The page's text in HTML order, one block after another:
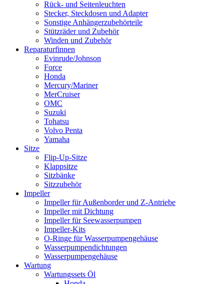
Rück- und Seitenleuchten
Stecker, Steckdosen und Adapter
Sonstige Anhängerzubehörteile
Stützräder und Zubehör
Winden und Zubehör
Reparaturfinnen
Evinrude/Johnson
Force
Honda
Mercury/Mariner
MerCruiser
OMC
Suzuki
Tohatsu
Volvo Penta
Yamaha
Sitze
Flip-Up-Sitze
Klappsitze
Sitzbänke
Sitzzubehör
Impeller
Impeller für Außenborder und Z-Antriebe
Impeller mit Dichtung
Impeller für Seewasserpumpen
Impeller-Kits
O-Ringe für Wasserpumpengehäuse
Wasserpumpendichtungen
Wasserpumpengehäuse
Wartung
Wartungssets Öl